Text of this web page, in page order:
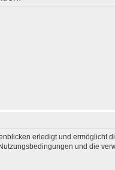
erledigt und ermöglicht
und die